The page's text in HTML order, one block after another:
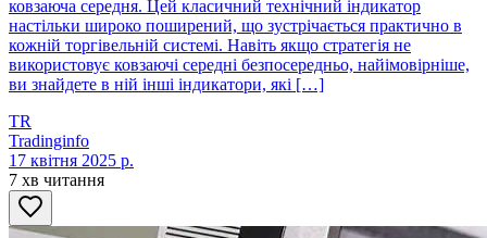
ковзаюча середня. Цей класичний технічний індикатор
настільки широко поширений, що зустрічається практично в
кожній торгівельній системі. Навіть якщо стратегія не
використовує ковзаючі середні безпосередньо, найімовірніше,
ви знайдете в ній інші індикатори, які […]
TR
Tradinginfo
17 квітня 2025 р.
7 хв читання